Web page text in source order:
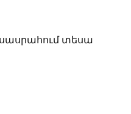
տեսա